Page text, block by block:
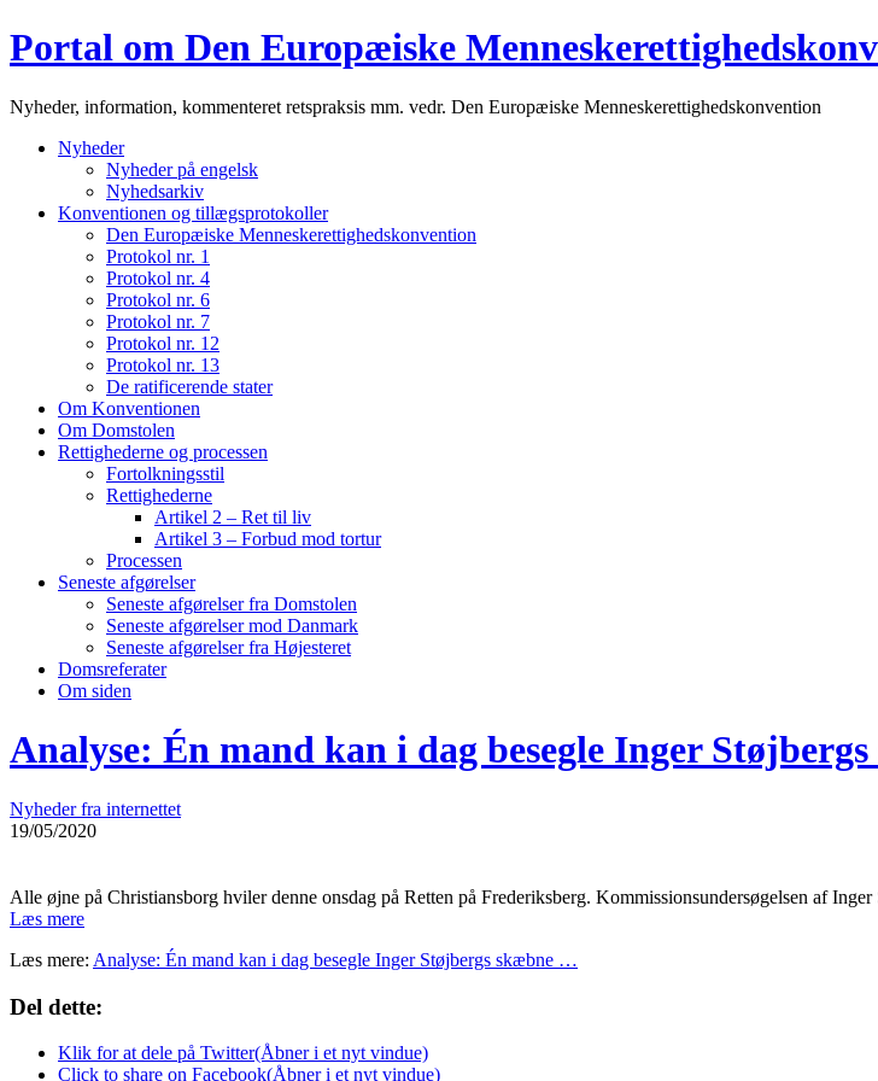
Portal om Den Europæiske
Nyheder, information, kommenteret retspraksis mm. vedr. Den Europæiske Menneskerettighedskonvention
Nyheder
Nyheder på engelsk
Nyhedsarkiv
Konventionen og tillægsprotokoller
Den Europæiske Menneskerettighedskonvention
Protokol nr. 1
Protokol nr. 4
Protokol nr. 6
Protokol nr. 7
Protokol nr. 12
Protokol nr. 13
De ratificerende stater
Om Konventionen
Om Domstolen
Rettighederne og processen
Fortolkningsstil
Rettighederne
Artikel 2 – Ret til liv
Artikel 3 – Forbud mod tortur
Processen
Seneste afgørelser
Seneste afgørelser fra Domstolen
Seneste afgørelser mod Danmark
Seneste afgørelser fra Højesteret
Domsreferater
Om siden
Analyse: Én mand kan i dag besegle Inger
Nyheder fra internettet
19/05/2020
Alle øjne på Christiansborg hviler denne onsdag på Retten på Frederiksberg. Kommissionsundersøgelsen af
Læs mere
Læs mere: Analyse: Én mand kan i dag besegle Inger Støjbergs skæbne …
Del dette:
Klik for at dele på Twitter(Åbner i et nyt vindue)
Click to share on Facebook(Åbner i et nyt vindue)